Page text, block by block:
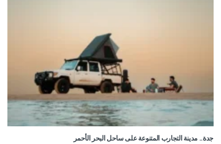
جدة.. مدينة التجارب المتنوعة على ساحل البحر الأحمر